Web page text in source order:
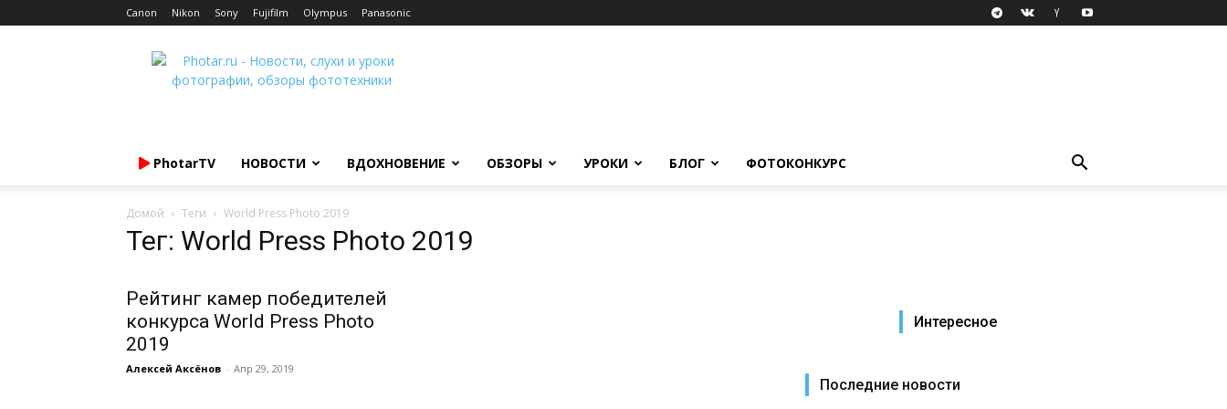
Canon Nikon Sony Fujifilm Olympus Panasonic
Photar.ru
PhotarTV НОВОСТИ ВДОХНОВЕНИЕ ОБЗОРЫ УРОКИ БЛОГ ФОТОКОНКУРС
Домой Теги World Press Photo 2019
Тег: World Press Photo 2019
Рейтинг камер победителей
конкурса World Press Photo
2019
Алексей Аксёнов - Апр 29, 2019
Интересное
Последние новости